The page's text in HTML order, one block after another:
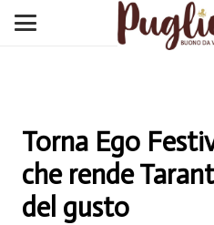
Torna Ego
che rende
del gusto